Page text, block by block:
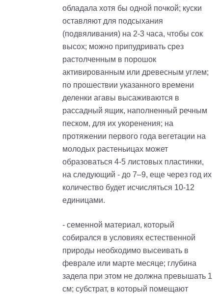
обладала хотя бы одной почкой; куски
оставляют для подсыхания
(подвяливания) на 2-3 часа, чтобы сок
высох; можно припудривать срез
растолченным в порошок
активированным или древесным углем;
по прошествии указанного времени
деленки агавы высаживаются в
рассадный ящик, наполненный речным
песком, для их укоренения; на
протяжении первого года вегетации на
молодых растеньицах может
образоваться 4-5 листовых пластинки,
на следующий - до 7–9, еще через год их
количество будет исчисляться 10-12
единицами.
- семенной материал, который
собирался в условиях естественной
природы необходимо высеивать в
феврале или марте месяце; глубина
задела при этом не должна превышать 1
см; субстрат, в который помещают